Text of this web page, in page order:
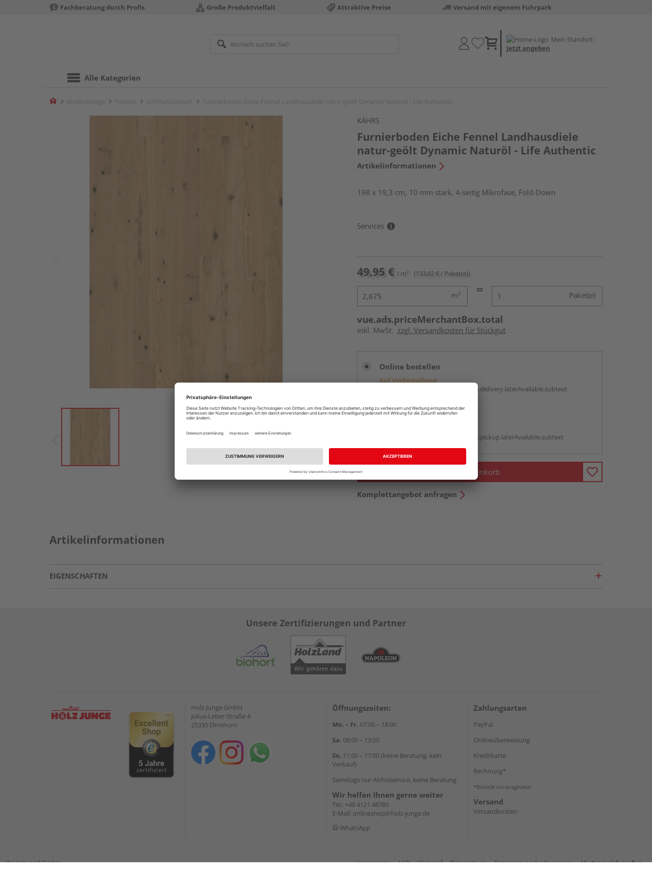
Fachberatung durch Profis Große Produktvielfalt Attraktive Preise Versand mit eigenem Fuhrpark
Mein Standort:
Jetzt angeben
Alle Kategorien
Home
KÄHRS
Furnierboden Eiche Fennel Landhausdiele
natur-geölt Dynamic Naturöl - Life Authentic
Artikelinformationen
198 x 19,3 cm, 10 mm stark, 4-seitig Mikrofase, Fold-Down
Services
49,95 € / m² (133,62 € / Paket(e))
m² Paket(e)
vue.ads.priceMerchantBox.total
inkl. MwSt. zzgl. Versandkosten für Stückgut
Online bestellen
Auf Vorbestellung:
vue.ads.priceMerchantBox.option.delivery.laterAvailable.subtext
Beim Händler abholen
vue.ads.priceMerchantBox.option.pickup.laterAvailable.subtext
In den Warenkorb
Komplettangebot anfragen
Artikelinformationen
EIGENSCHAFTEN
Unsere Zertifizierungen und Partner
Holz-Junge GmbH
Julius-Leber-Straße 4
25335 Elmshorn
Öffnungszeiten:
Mo. – Fr. 07:00 – 18:00
Sa. 08:00 – 13:00
So. 11:00 – 17:00 (keine Beratung, kein
Verkauf)
Samstags nur Abholservice, keine Beratung
Wir helfen Ihnen gerne weiter
Tel.: +49 4121 48780
E-Mail: onlineshop@holz-junge.de
WhatsApp
Zahlungsarten
PayPal
Onlineüberweisung
Kreditkarte
Rechnung*
*Bonität vorausgesetzt
Versand
Versandkosten
©HolzLand GmbH Impressum AGB Widerruf Datenschutz Reservierungsbedingungen Vertrag widerrufen